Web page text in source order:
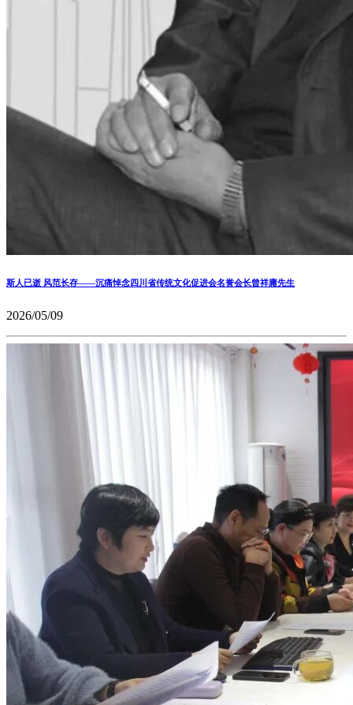
斯人已逝 风范长存——沉痛悼念四川省传统文化促进会名誉会长曾祥庸先生
2026/05/09